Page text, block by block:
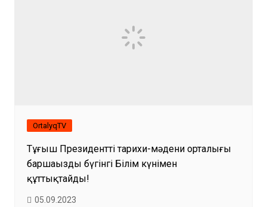
OrtalyqTV
Тұңғыш Президенттің тарихи-мәдени орталығы
баршаңызды бүгінгі Білім күнімен
құттықтайды!
05.09.2023